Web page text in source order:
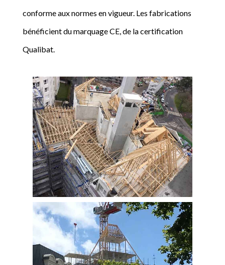
conforme aux normes en vigueur. Les fabrications
bénéficient du marquage CE, de la certification
Qualibat.